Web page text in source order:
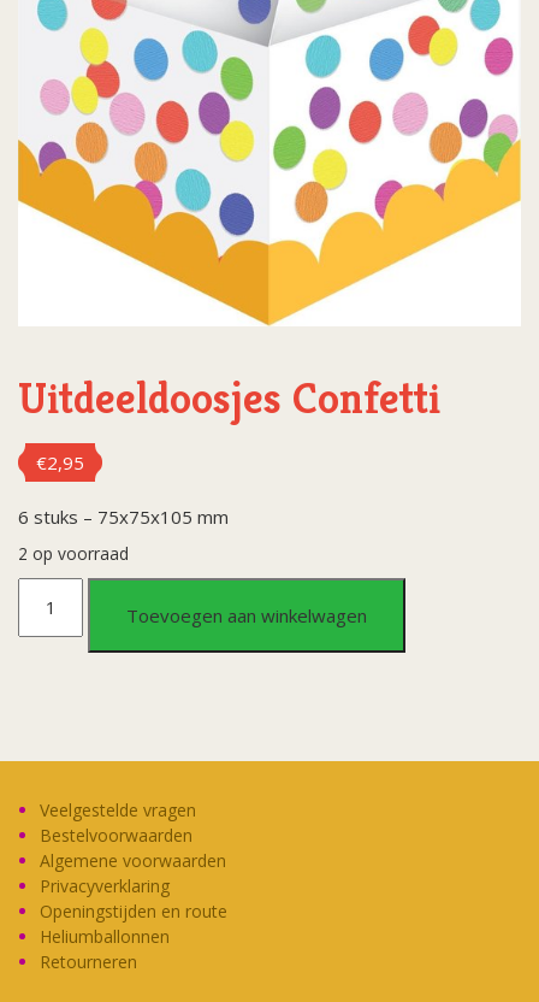
Uitdeeldoosjes Confetti
€2,95
6 stuks – 75x75x105 mm
2 op voorraad
Uitdeeldoosjes
Confetti
Toevoegen aan winkelwagen
Veelgestelde vragen
Bestelvoorwaarden
Algemene voorwaarden
Privacyverklaring
Openingstijden en route
Heliumballonnen
Retourneren